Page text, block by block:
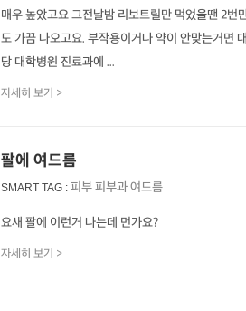
매우 높았고요 그전날밤 리보트릴만 먹었을땐 2번
도 가끔 나오고요. 부작용이거나 약이 안맞는거면
당 대학병원 진료과에 ...
자세히 보기 >
팔에 여드름
SMART TAG : 피부피부과여드름
요새 팔에 이런거 나는데 먼가요?
자세히 보기 >